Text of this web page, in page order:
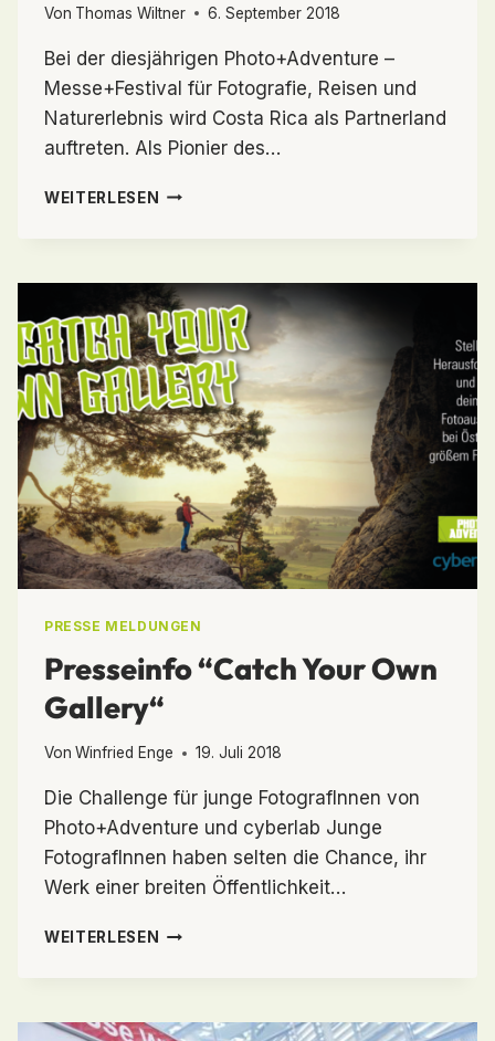
Von Thomas Wiltner 6. September 2018
Bei der diesjährigen Photo+Adventure –
Messe+Festival für Fotografie, Reisen und
Naturerlebnis wird Costa Rica als Partnerland
auftreten. Als Pionier des…
WEITERLESEN PHOTO+ADVENTURE
ALS
PARTNERLAND
2018
PRESSE MELDUNGEN
Presseinfo “Catch Your Own
Gallery“
Von Winfried Enge 19. Juli 2018
Die Challenge für junge FotografInnen von
Photo+Adventure und cyberlab Junge
FotografInnen haben selten die Chance, ihr
Werk einer breiten Öffentlichkeit…
WEITERLESEN
PRESSEINFO
GALLERY“